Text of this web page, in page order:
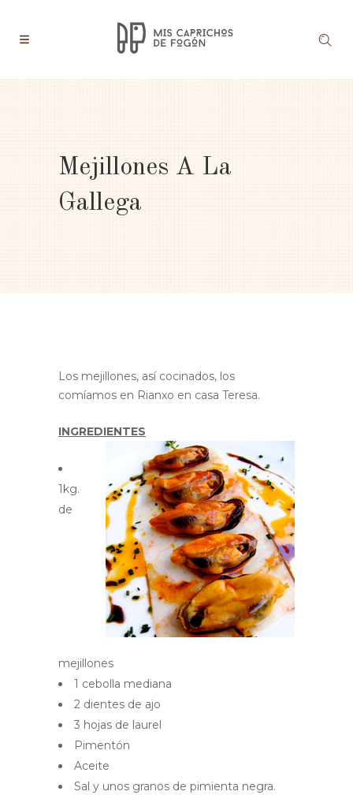
Mejillones A La
Gallega
Los mejillones, así cocinados, los
comíamos en Rianxo en casa Teresa.
INGREDIENTES
1kg.
de
mejillones
1 cebolla mediana
2 dientes de ajo
3 hojas de laurel
Pimentón
Aceite
Sal y unos granos de pimienta negra.